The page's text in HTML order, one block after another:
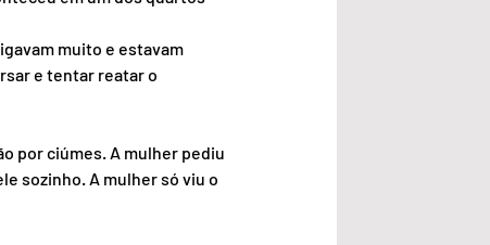
muito e estavam
e tentar reatar o
por ciúmes. A mulher pediu
sozinho. A mulher só viu o